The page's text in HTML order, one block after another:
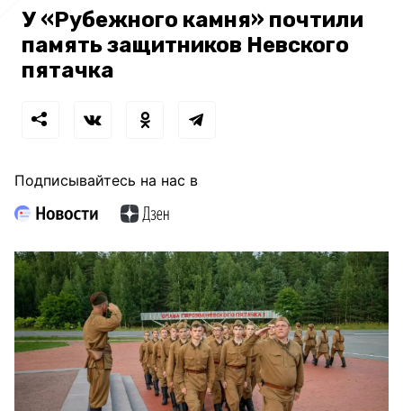
У «Рубежного камня» почтили
память защитников Невского
пятачка
Подписывайтесь на нас в